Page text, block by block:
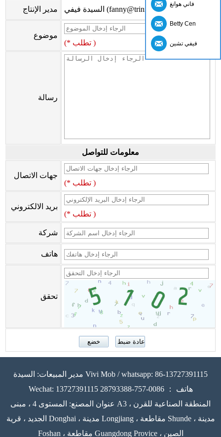
مدير الإنتاج السيدة فيفي (fanny@trinityfs.cn)
موضوع
(* تطلب )
رسالة
معلومات للتواصل
جهات الاتصال
(* تطلب )
بريد الالكتروني
(* تطلب )
شركة
هاتف
تحقق
مدير المبيعات: السيدة Vivi Mob / whatsapp: 86-13727391115
Wechat: 13727391115 هاتف ： 0086-757-28793388
عنوان المصنع: المستوى 4 ، مبنى A3 ، المنطقة الصناعية للقرن
الجديد ، قرية Donghai ، مدينة Longjiang ، مقاطعة Shunde ، مدينة
Foshan ، مقاطعة Guangdong Provice ، الصين
فاني هوانغ
Betty Cen
فيفي تشين